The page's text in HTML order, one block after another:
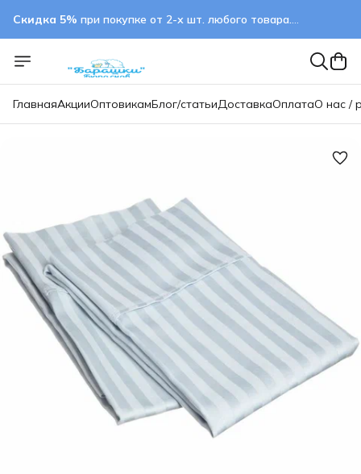
Скидка 5% при покупке от 2-х шт. любого товара.
ГлавнаяАкцииОптовикамБлог/статьиДоставкаОплатаО нас /